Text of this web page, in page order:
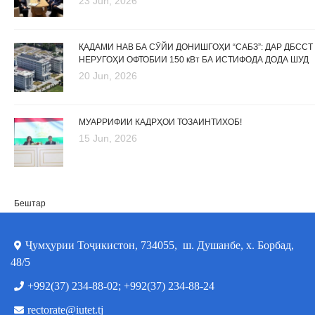
ҚАДАМИ НАВ БА СӮЙИ ДОНИШГОҲИ “САБЗ”: ДАР ДБССТ
НЕРУГОҲИ ОФТОБИИ 150 кВт БА ИСТИФОДА ДОДА ШУД
20 Jun, 2026
МУАРРИФИИ КАДРҲОИ ТОЗАИНТИХОБ!
15 Jun, 2026
Бештар
Ҷумҳурии Тоҷикистон, 734055, ш. Душанбе, х. Борбад,
48/5
+992(37) 234-88-02; +992(37) 234-88-24
rectorate@iutet.tj